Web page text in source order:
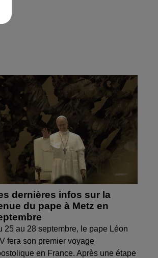
dernières infos sur la
du pape à Metz en
25 au 28 septembre, le pape Léon
fera son premier voyage
en France. Après une étape